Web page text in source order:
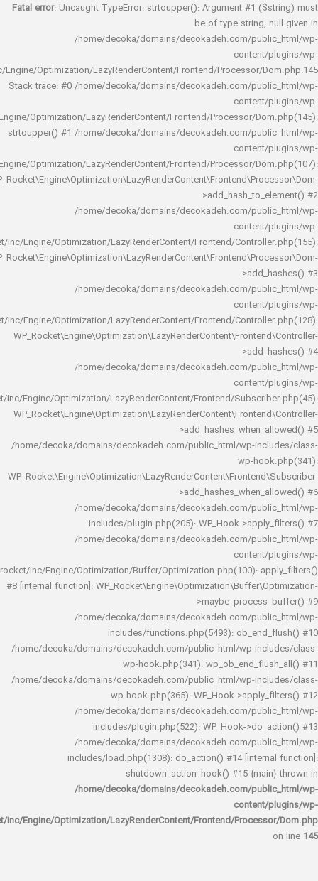
Fatal error : Uncaught TypeError: strtoupper(): Argument #1
be of type string,
/home/decoka/domains/decokadeh.com/
rocket/inc/Engine/Optimization/LazyRenderContent/Frontend/Processor/
Stack trace: #0 /home/decoka/domains/decokadeh.com/
rocket/inc/Engine/Optimization/LazyRenderContent/Frontend/Processor/
strtoupper() #1 /home/decoka/domains/decokadeh.com/
rocket/inc/Engine/Optimization/LazyRenderContent/Frontend/Processor/
/home/decoka/domains/decokadeh.com/
rocket/inc/Engine/Optimization/LazyRenderContent/Frontend/
/home/decoka/domains/decokadeh.com/
rocket/inc/Engine/Optimization/LazyRenderContent/Frontend/
/home/decoka/domains/decokadeh.com/
rocket/inc/Engine/Optimization/LazyRenderContent/Frontend/
/home/decoka/domains/decokadeh.com/public_html/wp-
wp-
/home/decoka/domains/decokadeh.com/
includes/plugin.php(205): WP_Hook-
/home/decoka/domains/decokadeh.com/
rocket/inc/Engine/Optimization/Buffer/Optimization.php(100):
#8 [internal function]:
/home/decoka/domains/decokadeh.com/
includes/functions.php(5493):
/home/decoka/domains/decokadeh.com/public_html/wp-
wp-hook.php(341):
/home/decoka/domains/decokadeh.com/public_html/wp-
wp-hook.php(365): WP_Hook-
/home/decoka/domains/decokadeh.com/
includes/plugin.php(522): WP_Hook-
/home/decoka/domains/decokadeh.com/
includes/load.php(1308): do_action() #14
shutdown_action_hook() #15
/home/decoka/domains/decokadeh.com/
rocket/inc/Engine/Optimization/LazyRenderContent/Frontend/